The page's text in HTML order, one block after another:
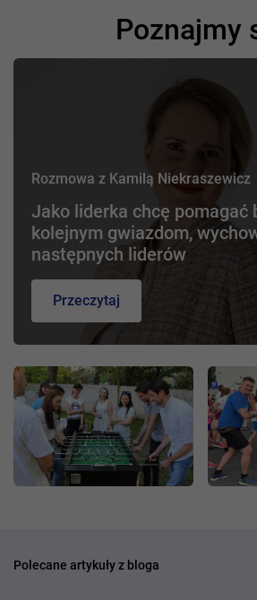
Poznajmy
Rozmowa z Kamilą Niekraszewicz
Jako liderka chcę pomagać
kolejnym gwiazdom,
następnych liderów
Przeczytaj
Polecane artykuły z bloga